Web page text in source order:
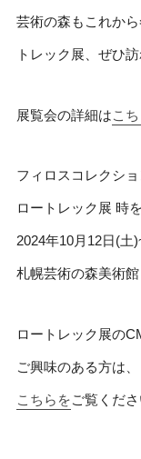
芸術の森もこれか
トレック展、ぜひ
展覧会の詳細はこ
フィロスコレクショ
ロートレック展 時
2024年10月12日(土
札幌芸術の森美術館
ロートレック展の
ご興味のある方は、
こちらをご覧くださ